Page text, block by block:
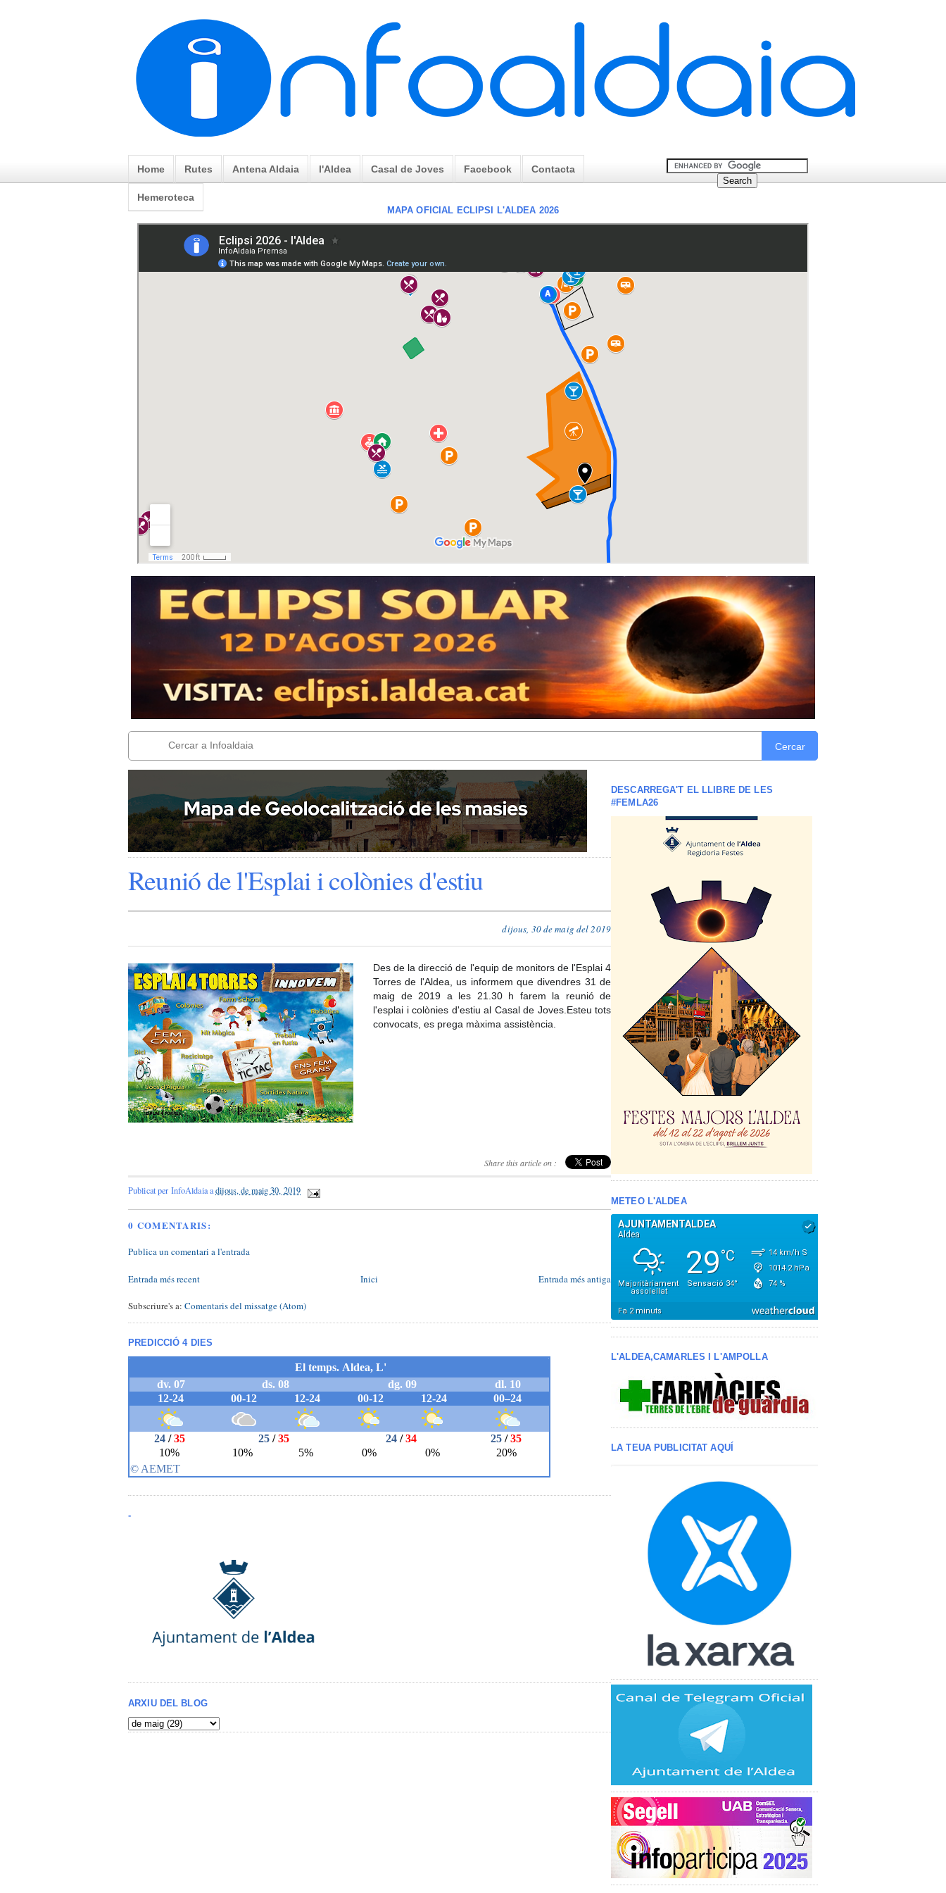
Home Rutes Antena Aldaia l'Aldea Casal de Joves Facebook Contacta
Hemeroteca
MAPA OFICIAL ECLIPSI L'ALDEA 2026
Cercar
Reunió de l'Esplai i colònies d'estiu
dijous, 30 de maig del 2019
Des de la direcció de l'equip de monitors de l'Esplai 4
Torres de l'Aldea, us informem que divendres 31 de
maig de 2019 a les 21.30 h farem la reunió de
l'esplai i colònies d'estiu al Casal de Joves.Esteu tots
convocats, es prega màxima assistència.
Share this article on :
Publicat per InfoAldaiaadijous, de maig 30, 2019
0 COMENTARIS:
Publica un comentari a l'entrada
Entrada més recent Entrada més antiga
Inici
Subscriure's a: Comentaris del missatge (Atom)
PREDICCIÓ 4 DIES
-
ARXIU DEL BLOG
DESCARREGA'T EL LLIBRE DE LES
#FEMLA26
METEO L'ALDEA
L'ALDEA,CAMARLES I L'AMPOLLA
LA TEUA PUBLICITAT AQUÍ